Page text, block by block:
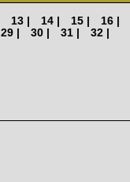
13 | 14 | 15 | 16 |
29 | 30 | 31 | 32 |